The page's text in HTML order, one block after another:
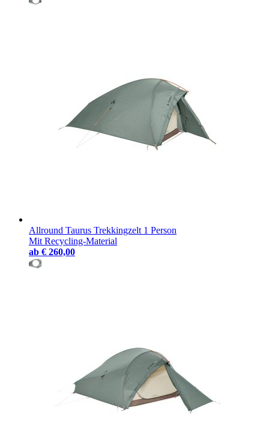
Allround Taurus Trekkingzelt 1 Person
Mit Recycling-Material
ab € 260,00